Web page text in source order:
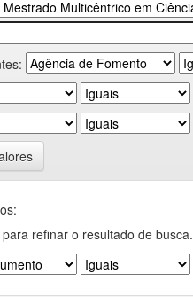
refinar o resultado de busca.